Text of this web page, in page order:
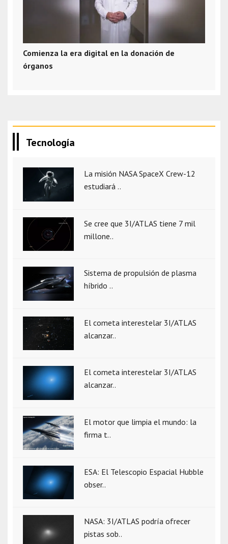
Comienza la era digital en la donación de
órganos
Tecnología
La misión NASA SpaceX Crew-12
estudiará ..
Se cree que 3I/ATLAS tiene 7 mil
millone..
Sistema de propulsión de plasma
híbrido ..
El cometa interestelar 3I/ATLAS
alcanzar..
El cometa interestelar 3I/ATLAS
alcanzar..
El motor que limpia el mundo: la
firma t..
ESA: El Telescopio Espacial Hubble
obser..
NASA: 3I/ATLAS podría ofrecer
pistas sob..